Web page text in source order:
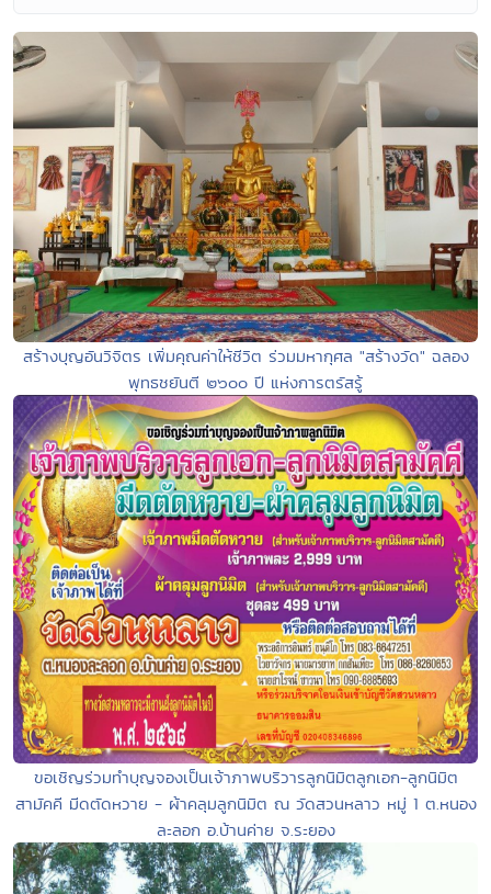
สร้างบุญอันวิจิตร เพิ่มคุณค่าให้ชีวิต ร่วมมหากุศล "สร้างวัด" ฉลอง
พุทธชยันตี ๒๖๐๐ ปี แห่งการตรัสรู้
ขอเชิญร่วมทำบุญจองเป็นเจ้าภาพบริวารลูกนิมิตลูกเอก-ลูกนิมิต
สามัคคี มีดตัดหวาย - ผ้าคลุมลูกนิมิต ณ วัดสวนหลาว หมู่ 1 ต.หนอง
ละลอก อ.บ้านค่าย จ.ระยอง